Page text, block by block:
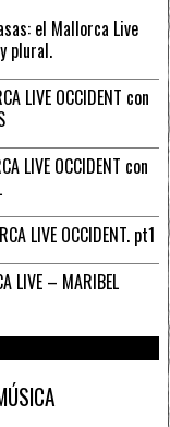
el Mallorca Live
plural.
LIVE OCCIDENT con
LIVE OCCIDENT con
LIVE OCCIDENT. pt1
LIVE – MARIBEL